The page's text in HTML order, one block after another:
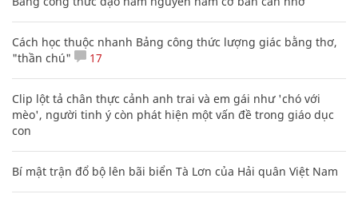
Cách học thuộc nhanh Bảng công thức lượng giác bằng thơ,
"thần chú"
17
Clip lột tả chân thực cảnh anh trai và em gái như 'chó với
mèo', người tinh ý còn phát hiện một vấn đề trong giáo dục
con
Bí mật trận đổ bộ lên bãi biển Tà Lơn của Hải quân Việt Nam